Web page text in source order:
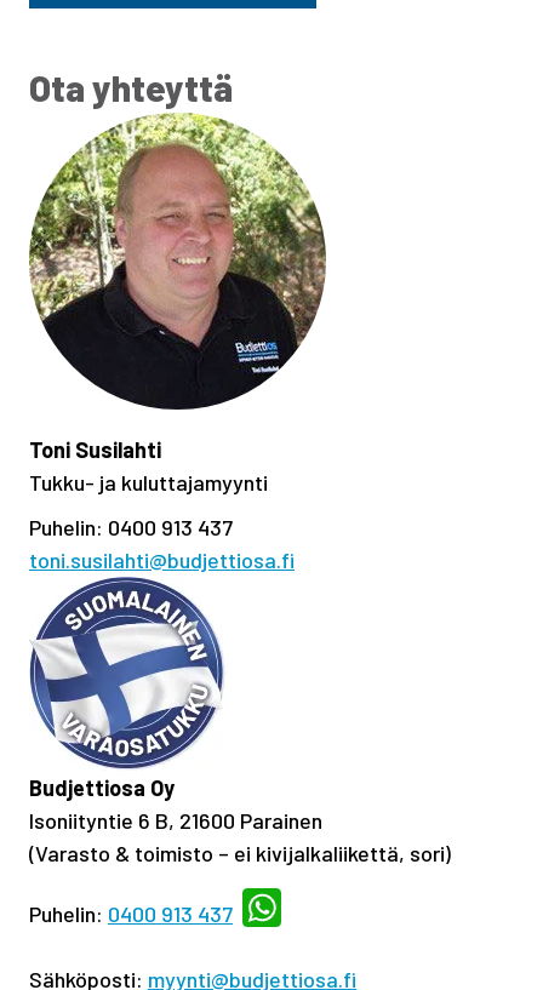
Ota yhteyttä
Toni Susilahti
Tukku- ja kuluttajamyynti
Puhelin: 0400 913 437
toni.susilahti@budjettiosa.fi
Budjettiosa Oy
Isoniityntie 6 B, 21600 Parainen
(Varasto & toimisto – ei kivijalkaliikettä, sori)
Puhelin: 0400 913 437
Sähköposti: myynti@budjettiosa.fi